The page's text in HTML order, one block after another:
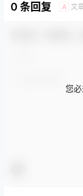
0 条回复 A 文
您